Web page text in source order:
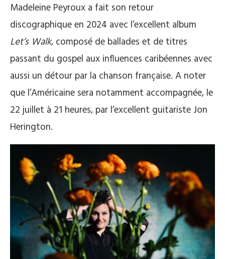
Madeleine Peyroux a fait son retour
discographique en 2024 avec l’excellent album
Let’s Walk, composé de ballades et de titres
passant du gospel aux influences caribéennes avec
aussi un détour par la chanson française. A noter
que l’Américaine sera notamment accompagnée, le
22 juillet à 21 heures, par l’excellent guitariste Jon
Herington.